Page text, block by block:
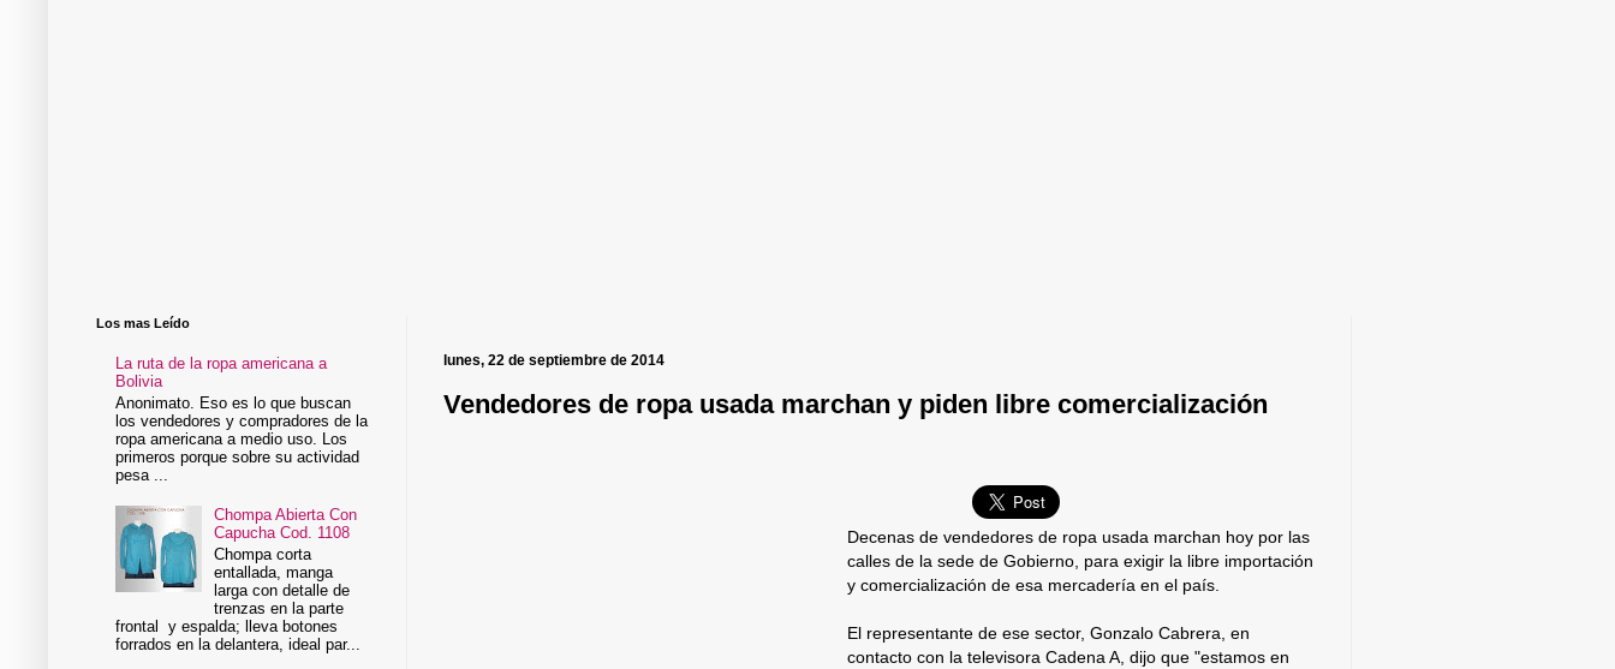
lunes, 22 de septiembre de 2014
Vendedores de ropa usada marchan y piden libre comercialización
Decenas de vendedores de ropa usada marchan hoy por las
calles de la sede de Gobierno, para exigir la libre importación
y comercialización de esa mercadería en el país.
El representante de ese sector, Gonzalo Cabrera, en
contacto con la televisora Cadena A, dijo que "estamos en
Los mas Leído
La ruta de la ropa americana a
Bolivia
Anonimato. Eso es lo que buscan
los vendedores y compradores de la
ropa americana a medio uso. Los
primeros porque sobre su actividad
pesa ...
Chompa Abierta Con
Capucha Cod. 1108
Chompa corta
entallada, manga
larga con detalle de
trenzas en la parte
frontal y espalda; lleva botones
forrados en la delantera, ideal par...